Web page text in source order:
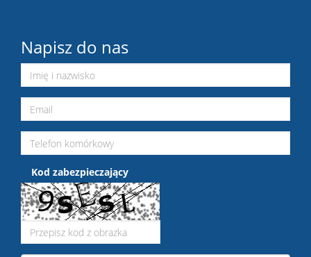
Napisz do nas
Kod zabezpieczający